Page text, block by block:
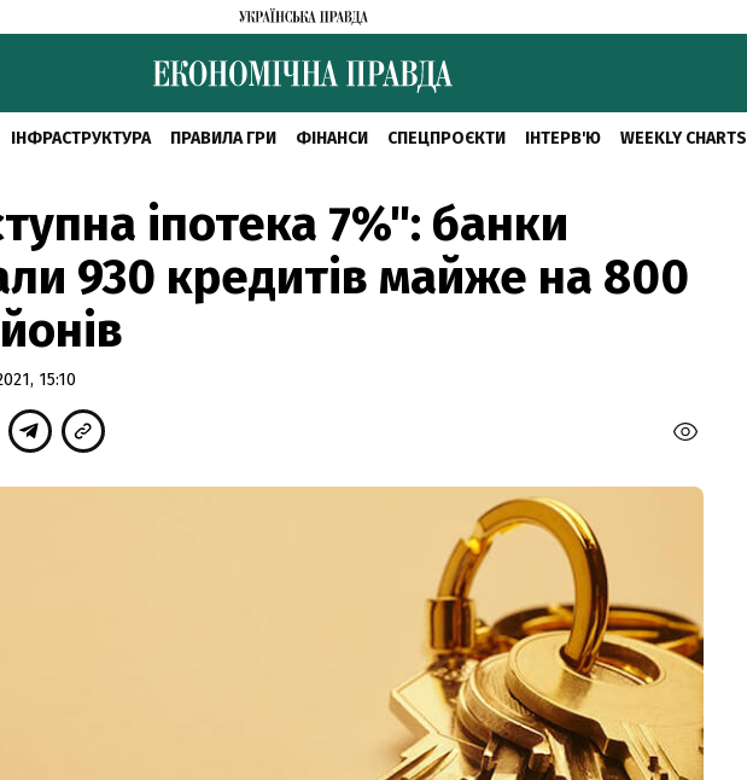
ІНФРАСТРУКТУРА ПРАВИЛА ГРИ ФІНАНСИ СПЕЦПРОЄКТИ ІНТЕРВ'Ю WEEKLY CHARTS
іпотека 7%": банки
930 кредитів майже на 800
15:10